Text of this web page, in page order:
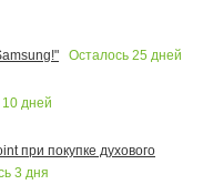
Осталось 25 дней
10 дней
при покупке духового
3 дня